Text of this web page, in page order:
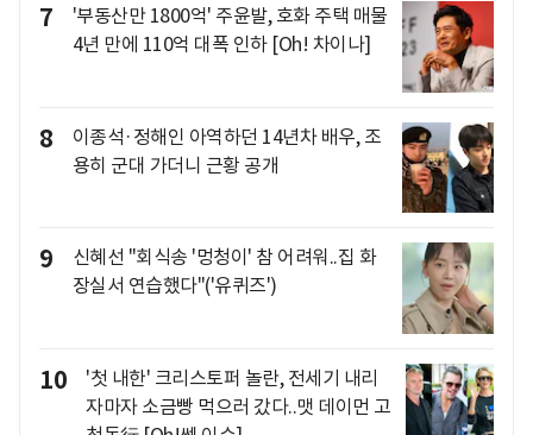
7
'부동산만 1800억' 주윤발, 호화 주택 매물
4년 만에 110억 대폭 인하 [Oh! 차이나]
8
이종석·정해인 아역하던 14년차 배우, 조
용히 군대 가더니 근황 공개
9
신혜선 "회식송 '멍청이' 참 어려워..집 화
장실서 연습했다"('유퀴즈')
10
'첫 내한' 크리스토퍼 놀란, 전세기 내리
자마자 소금빵 먹으러 갔다..맷 데이먼 고